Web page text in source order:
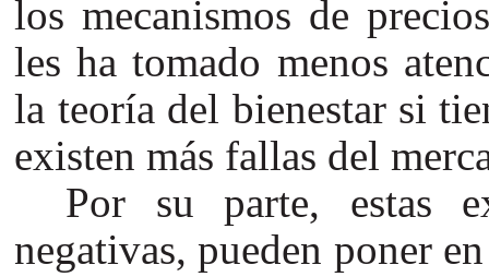
los mecanismos de
les ha tomado menos
la teoría del bienestar si
existen más fallas del
Por su parte, estas
negativas, pueden poner